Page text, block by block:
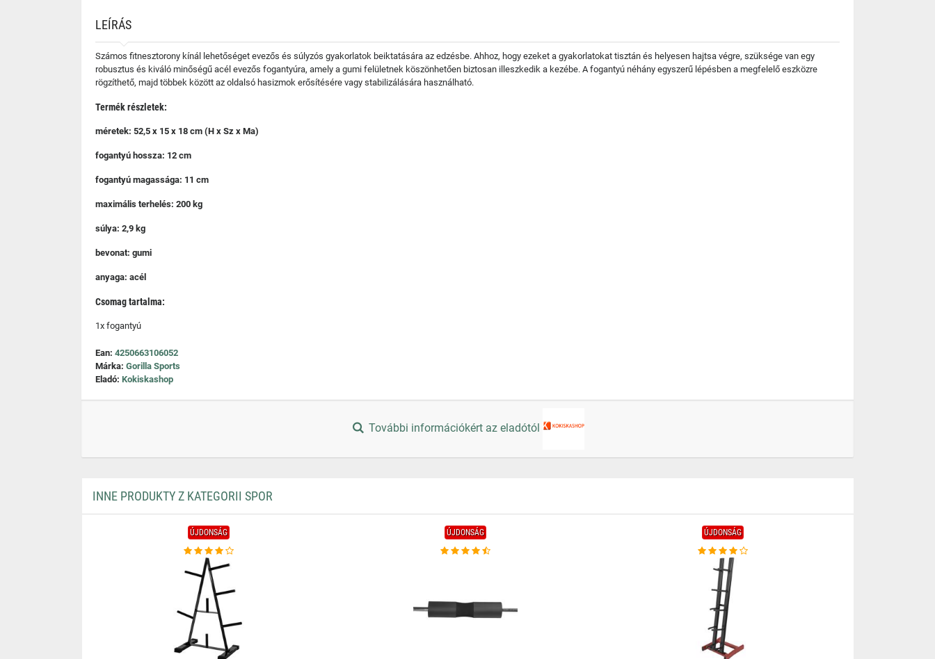
LEÍRÁS
Számos fitnesztorony kínál lehetőséget evezős és súlyzós gyakorlatok beiktatására az edzésbe. Ahhoz, hogy ezeket a gyakorlatokat tisztán és helyesen hajtsa végre, szüksége van egy
robusztus és kiváló minőségű acél evezős fogantyúra, amely a gumi felületnek köszönhetően biztosan illeszkedik a kezébe. A fogantyú néhány egyszerű lépésben a megfelelő eszközre
rögzíthető, majd többek között az oldalsó hasizmok erősítésére vagy stabilizálására használható.
Termék részletek:
méretek: 52,5 x 15 x 18 cm (H x Sz x Ma)
fogantyú hossza: 12 cm
fogantyú magassága: 11 cm
maximális terhelés: 200 kg
súlya: 2,9 kg
bevonat: gumi
anyaga: acél
Csomag tartalma:
1x fogantyú
Ean: 4250663106052
Márka: Gorilla Sports
Eladó: Kokiskashop
További információkért az eladótól
INNE PRODUKTY Z KATEGORII SPOR
ÚJDONSÁG ÚJDONSÁG ÚJDONSÁG